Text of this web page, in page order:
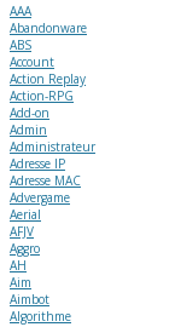
AAA
Abandonware
ABS
Account
Action Replay
Action-RPG
Add-on
Admin
Administrateur
Adresse IP
Adresse MAC
Advergame
Aerial
AFJV
Aggro
AH
Aim
Aimbot
Algorithme